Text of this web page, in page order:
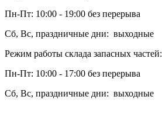
Пн-Пт: 10:00 - 19:00 без перерыва
Сб, Вс, праздничные дни: выходные
Режим работы склада запасных частей:
Пн-Пт: 10:00 - 17:00 без перерыва
Сб, Вс, праздничные дни: выходные